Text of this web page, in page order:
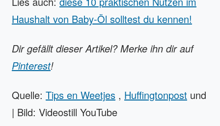
Haushalt von Baby-Öl solltest du kennen!
Dir gefällt dieser Artikel? Merke ihn dir auf
Pinterest!
Quelle: Tips en Weetjes , Huffingtonpost und
| Bild: Videostill YouTube